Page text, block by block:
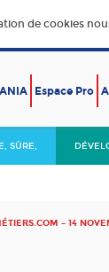
de cookies
Espace Pro
SÛRE,
– 14